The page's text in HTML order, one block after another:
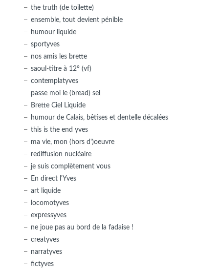
the truth (de toilette)
ensemble, tout devient pénible
humour liquide
sportyves
nos amis les brette
saoul-titre à 12° (vf)
contemplatyves
passe moi le (bread) sel
Brette Ciel Liquide
humour de Calais, bêtises et dentelle décalées
this is the end yves
ma vie, mon (hors d')oeuvre
rediffusion nucléaire
je suis complètement vous
En direct l'Yves
art liquide
locomotyves
expressyves
ne joue pas au bord de la fadaise !
creatyves
narratyves
fictyves